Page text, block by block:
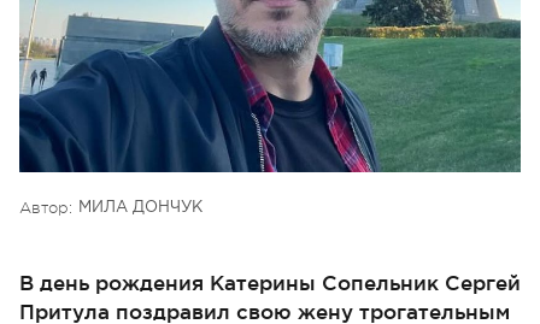
Автор: МИЛА ДОНЧУК
В день рождения Катерины Сопельник Сергей
Притула поздравил свою жену трогательным